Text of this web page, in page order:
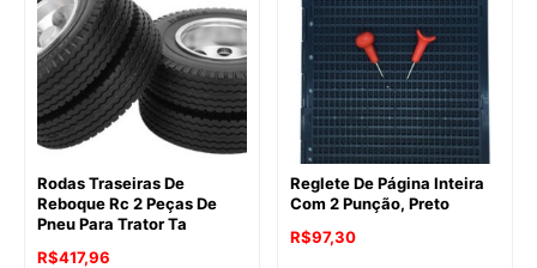
Rodas Traseiras De
Reboque Rc 2 Peças De
Pneu Para Trator Ta
R$417,96
Reglete De Página Inteira
Com 2 Punção, Preto
R$97,30